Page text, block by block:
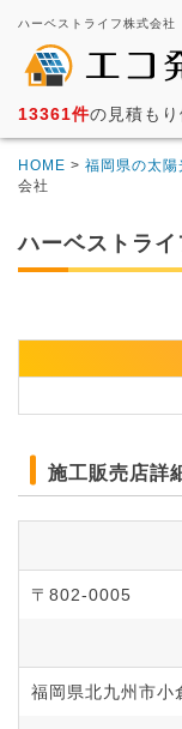
13361件の見積も
HOME > 福岡県の太陽
会社
ハーベストラ
施工販売店詳
〒802-0005
福岡県北九州市